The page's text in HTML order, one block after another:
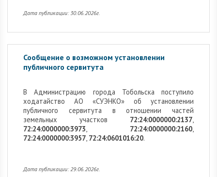
Дата публикации: 30.06.2026г.
Сообщение о возможном установлении
публичного сервитута
В Администрацию города Тобольска поступило
ходатайство АО «СУЭНКО» об установлении
публичного сервитута в отношении частей
земельных участков 72:24:0000000:2137,
72:24:0000000:3973, 72:24:0000000:2160,
72:24:0000000:3957, 72:24:0601016:20.
Дата публикации: 29.06.2026г.